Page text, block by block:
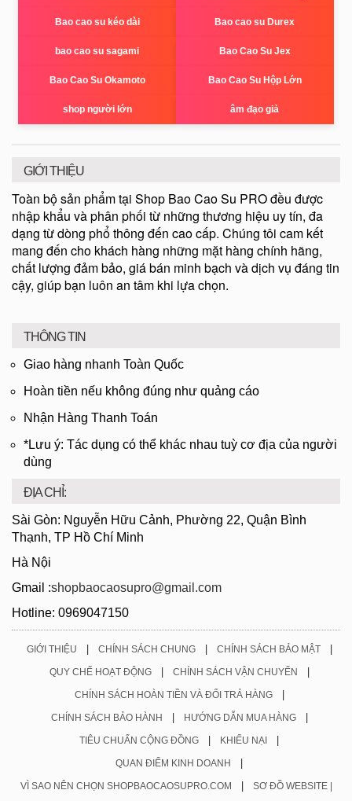
Bao cao su kéo dài Bao cao su Durex
bao cao su sagami Bao Cao Su Jex
Bao Cao Su Okamoto Bao Cao Su Hộp Lớn
shop người lớn âm đạo giả
GIỚI THIỆU
Toàn bộ sản phẩm tại Shop Bao Cao Su PRO đều được
nhập khẩu và phân phối từ những thương hiệu uy tín, đa
dạng từ dòng phổ thông đến cao cấp. Chúng tôi cam kết
mang đến cho khách hàng những mặt hàng chính hãng,
chất lượng đảm bảo, giá bán minh bạch và dịch vụ đáng tin
cậy, giúp bạn luôn an tâm khi lựa chọn.
THÔNG TIN
Giao hàng nhanh Toàn Quốc
Hoàn tiền nếu không đúng như quảng cáo
Nhận Hàng Thanh Toán
*Lưu ý: Tác dụng có thể khác nhau tuỳ cơ địa của người
dùng
ĐỊA CHỈ:
Sài Gòn: Nguyễn Hữu Cảnh, Phường 22, Quận Bình
Thạnh, TP Hồ Chí Minh
Hà Nội
Gmail :shopbaocaosupro@gmail.com
Hotline: 0969047150
GIỚI THIỆU | CHÍNH SÁCH CHUNG | CHÍNH SÁCH BẢO MẬT |
QUY CHẾ HOẠT ĐỘNG | CHÍNH SÁCH VẬN CHUYỂN |
CHÍNH SÁCH HOÀN TIỀN VÀ ĐỔI TRẢ HÀNG |
CHÍNH SÁCH BẢO HÀNH | HƯỚNG DẪN MUA HÀNG |
TIÊU CHUẨN CỘNG ĐỒNG | KHIẾU NẠI |
QUAN ĐIỂM KINH DOANH |
VÌ SAO NÊN CHỌN SHOPBAOCAOSUPRO.COM | SƠ ĐỒ WEBSITE |